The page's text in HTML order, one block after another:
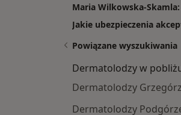
Maria Wilkowska-
Jakie ubezpieczenia
Powiązane wyszukiwania
Dermatolodzy w
Dermatolodzy
Dermatolodzy